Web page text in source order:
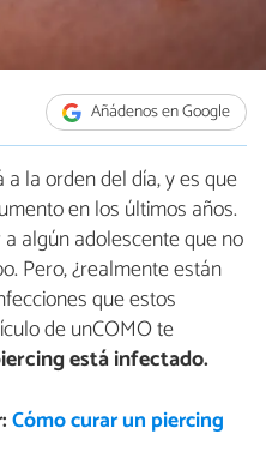
Añádenos en Google
a la orden del día, y es que
en los últimos años.
algún adolescente que no
Pero, ¿realmente están
que estos
de unCOMO te
está infectado.
Cómo curar un piercing